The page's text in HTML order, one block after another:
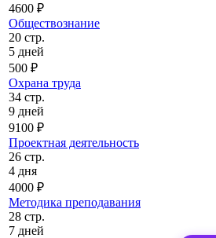
4600 ₽
Обществознание
20 стр.
5 дней
500 ₽
Охрана труда
34 стр.
9 дней
9100 ₽
Проектная деятельность
26 стр.
4 дня
4000 ₽
Методика преподавания
28 стр.
7 дней